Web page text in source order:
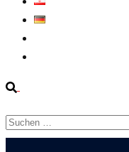
Suche
Suchen
nach: